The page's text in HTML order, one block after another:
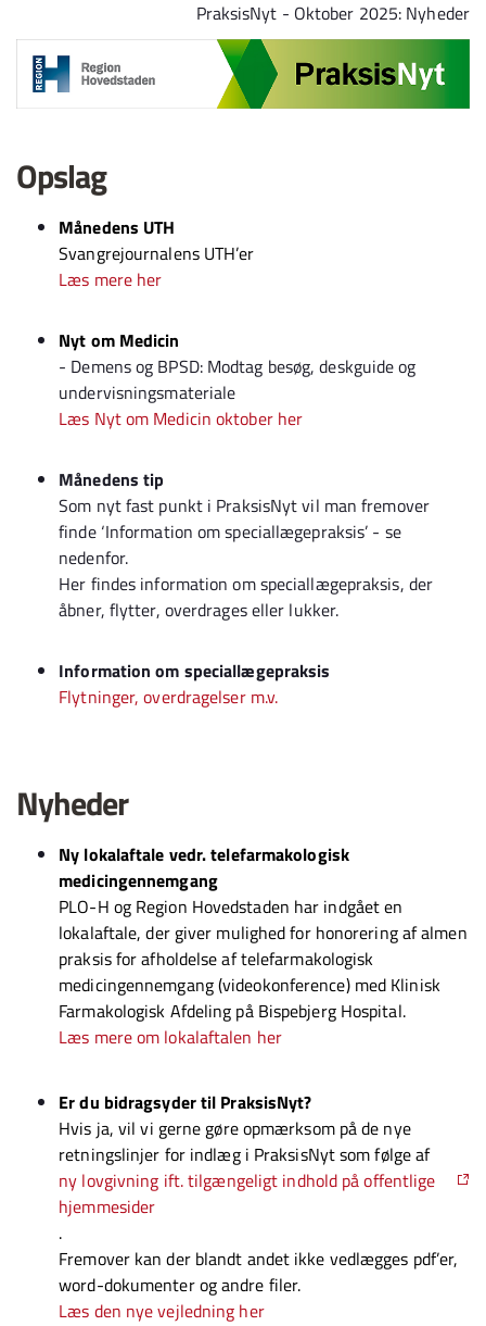
PraksisNyt - Oktober 2025: Nyheder
Opslag
Månedens UTH
Svangrejournalens UTH’er
Læs mere her
Nyt om Medicin
- Demens og BPSD: Modtag besøg, deskguide og
undervisningsmateriale
Læs Nyt om Medicin oktober her
Månedens tip
Som nyt fast punkt i PraksisNyt vil man fremover
finde ‘Information om speciallægepraksis’ - se
nedenfor.
Her findes information om speciallægepraksis, der
åbner, flytter, overdrages eller lukker.
Information om speciallægepraksis
Flytninger, overdragelser m.v.
Nyheder
Ny lokalaftale vedr. telefarmakologisk
medicingennemgang
PLO-H og Region Hovedstaden har indgået en
lokalaftale, der giver mulighed for honorering af almen
praksis for afholdelse af telefarmakologisk
medicingennemgang (videokonference) med Klinisk
Farmakologisk Afdeling på Bispebjerg Hospital.
Læs mere om lokalaftalen her
Er du bidragsyder til PraksisNyt?
Hvis ja, vil vi gerne gøre opmærksom på de nye
retningslinjer for indlæg i PraksisNyt som følge af
ny lovgivning ift. tilgængeligt indhold på offentlige
hjemmesider
.
Fremover kan der blandt andet ikke vedlægges pdf’er,
word-dokumenter og andre filer.
Læs den nye vejledning her